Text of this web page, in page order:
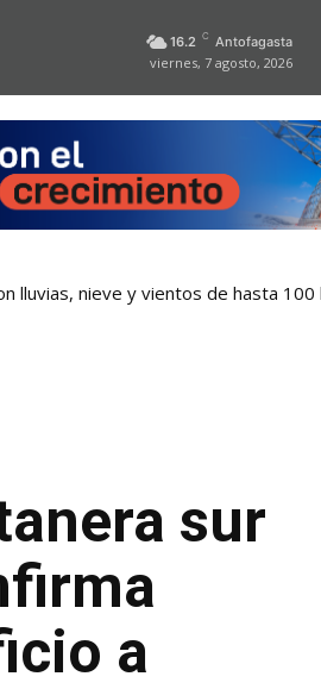
16.2 C Antofagasta
viernes, 7 agosto, 2026
lluvias, nieve y vientos de hasta 100
sur
a